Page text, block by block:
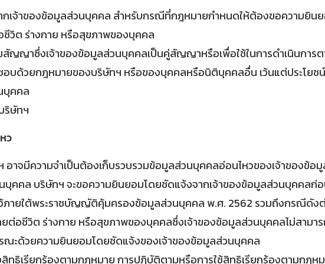
กเจ้าของข้อมูลส่วนบุคคล สำหรับกรณีที่กฎหมายกำหนดให้ต้องขอความยิน
วิต ร่างกาย หรือสุขภาพของบุคคล
สัญญาซึ่งเจ้าของข้อมูลส่วนบุคคลเป็นคู่สัญญาหรือเพื่อใช้ในการดำเนินกา
ชอบด้วยกฎหมายของบริษัทฯ หรือของบุคคลหรือนิติบุคคลอื่น เว้นแต่ประโ
บุคคล
ริษัทฯ
ว
อาจมีความจำเป็นต้องเก็บรวบรวมข้อมูลส่วนบุคคลอ่อนไหวของเจ้าของข้
คคล บริษัทฯ จะขอความยินยอมโดยชัดแจ้งจากเจ้าของข้อมูลส่วนบุคคลก่อ
ภายใต้พระราชบัญญัติคุ้มครองข้อมูลส่วนบุคคล พ.ศ. 2562 รวมถึงกรณีดัง
ต่อชีวิต ร่างกาย หรือสุขภาพของบุคคลซึ่งเจ้าของข้อมูลส่วนบุคคลไม่สามา
ณะด้วยความยินยอมโดยชัดแจ้งของเจ้าของข้อมูลส่วนบุคคล
สิทธิเรียกร้องตามกฎหมาย การปฏิบัติตามหรือการใช้สิทธิเรียกร้องตามกฎ